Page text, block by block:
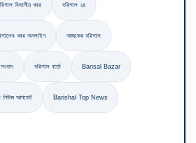
বিভাগীয় খবর বরিশাল ২৪
খবর অনলাইন আজকের বরিশাল
সংবাদ বরিশাল বার্তা Barisal Bazar
নিউজ আপডেট Barishal Top News